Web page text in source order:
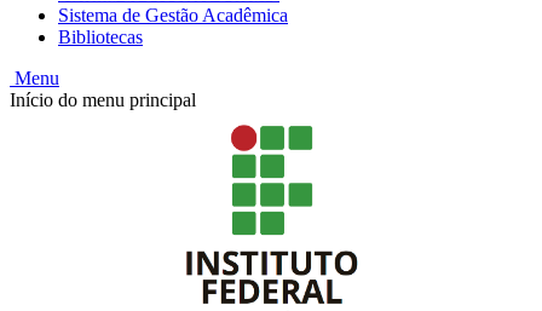
Sistema de Gestão Acadêmica
Bibliotecas
Menu
Início do menu principal